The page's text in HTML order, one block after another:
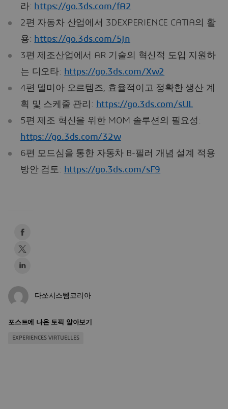
라: https://go.3ds.com/fA2
2편 자동차 산업에서 3DEXPERIENCE CATIA의 활
용: https://go.3ds.com/5Jn
3편 제조산업에서 AR 기술의 혁신적 도입 지원하
는 디오타: https://go.3ds.com/Xw2
4편 델미아 오르템즈, 효율적이고 정확한 생산 계
획 및 스케줄 관리: https://go.3ds.com/sUL
5편 제조 혁신을 위한 MOM 솔루션의 필요성:
https://go.3ds.com/32w
6편 모드심을 통한 자동차 B-필러 개념 설계 적용
방안 검토: https://go.3ds.com/sF9
다쏘시스템코리아
포스트에 나온 토픽 알아보기
EXPERIENCES VIRTUELLES